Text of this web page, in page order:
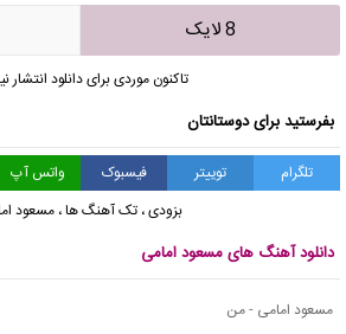
8 لایک
تاکنون موردی برای دانلود انتشار
بفرستید برای دوستانتان
تلگرام توییتر فیسبوک واتس آپ
بزودی، تک آهنگ ها، مسعود
دانلود آهنگ های مسعود امامی
مسعود امامی - من